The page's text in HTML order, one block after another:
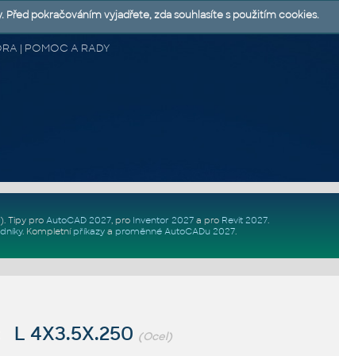
| POMOC A RADY
. Tipy pro AutoCAD 2027, pro Inventor 2027a pro Revit 2027.
. Kompletní příkazya proměnné AutoCADu 2027.
4X3.5X.250 (Ocel)
pokračováním vyjadřete, zda souhlasíte s použitím cookies.